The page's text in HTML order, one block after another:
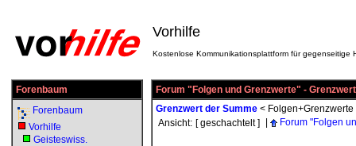
Vorhilfe
Kostenlose Kommunikationsplattform für gegenseitige
Forenbaum
Forenbaum
Vorhilfe
Geisteswiss.
Forum "Folgen und Grenzwerte" -
Grenzwert der Summe < Folgen+Grenzwerte
Ansicht: [ geschachtelt ] Forum "Folgen